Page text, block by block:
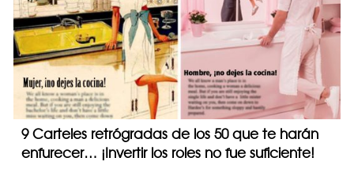
9 Carteles retrógradas de los 50 que te harán
enfurecer… ¡Invertir los roles no fue suficiente!